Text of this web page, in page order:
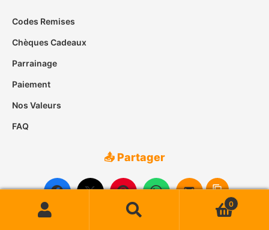
Codes Remises
Chèques Cadeaux
Parrainage
Paiement
Nos Valeurs
FAQ
📤 Partager
Recherche
Recherche
0